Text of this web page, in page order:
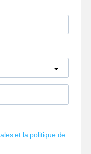
et la politique de